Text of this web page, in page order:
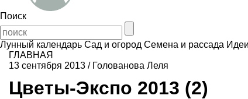
Поиск
Лунный календарь Сад и огород Семена и рассада
ГЛАВНАЯ
13 сентября 2013 / Голованова Леля
Цветы-Экспо 2013 (2)